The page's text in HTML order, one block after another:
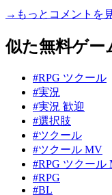
→もっとコメントを
似た無料ゲー
#RPG ツクール
#実況
#実況 歓迎
#選択肢
#ツクール
#ツクール MV
#RPG ツクール
#RPG
#BL